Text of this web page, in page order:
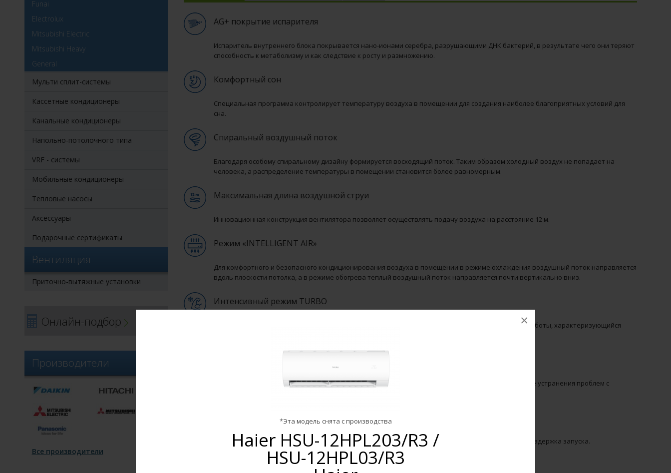
*Эта модель снята с производства
Haier HSU-12HPL203/R3 /
HSU-12HPL03/R3
×
Funai
Electrolux
Mitsubishi Electric
Mitsubishi Heavy
General
Мульти сплит-системы
Кассетные кондиционеры
Канальные кондиционеры
Напольно-потолочного типа
VRF - системы
Мобильные кондиционеры
Тепловые насосы
Аксессуары
Подарочные сертификаты
Вентиляция
Приточно-вытяжные установки
AG+ покрытие испарителя
Испаритель внутреннего блока покрывается нано-ионами серебра, разрушающими ДНК бактерий, в результате чего они теряют
способность к метаболизму и как следствие к росту и размножению.
Комфортный сон
Специальная программа контролирует температуру воздуха в помещении для создания наиболее благоприятных условий для
сна.
Спиральный воздушный поток
Благодаря особому спиральному дизайну формируется восходящий поток. Таким образом холодный воздух не попадает на
человека, а распределение температуры в помещении становится более равномерным.
Максимальная длина воздушной струи
Инновационная конструкция вентилятора позволяет осуществлять подачу воздуха на расстояние 12 м.
Режим «INTELLIGENT AIR»
Для комфортного и безопасного кондиционирования воздуха в помещении в режиме охлаждения воздушный поток направляется
вдоль плоскости потолка, а в режиме обогрева теплый воздушный поток направляется почти вертикально вниз.
Интенсивный режим TURBO
С помощью кнопки «TURBO / POWER» на пульте управления можно выбрать интенсивный режим работы, характеризующийся
Функция «Авторестарт» автоматически возобновит последний режим работы кондиционера после устранения проблем с
Защита компрессора
Для защиты компрессора от повреждений при частых включениях предусмотрена трехминутная задержка запуска.
24-часовой таймер
Онлайн-подбор
Производители
Все производители